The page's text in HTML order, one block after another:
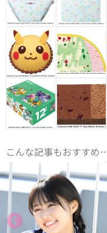
こんな記事もおすすめ